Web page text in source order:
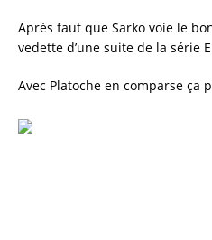
Après faut que Sarko voie le
vedette d’une suite de la série
Avec Platoche en comparse ça